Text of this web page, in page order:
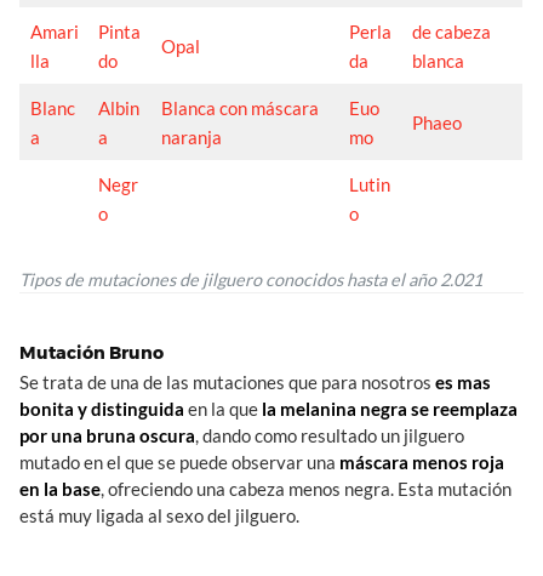
Amari
lla
Pinta
do
Opal
Perla
da
de cabeza
blanca
Blanc
a
Albin
a
Blanca con máscara
naranja
Euo
mo
Phaeo
Negr
o
Lutin
o
Tipos de mutaciones de jilguero conocidos hasta el año 2.021
Mutación Bruno
Se trata de una de las mutaciones que para nosotros es mas
bonita y distinguida en la que la melanina negra se reemplaza
por una bruna oscura, dando como resultado un jilguero
mutado en el que se puede observar una máscara menos roja
en la base, ofreciendo una cabeza menos negra. Esta mutación
está muy ligada al sexo del jilguero.